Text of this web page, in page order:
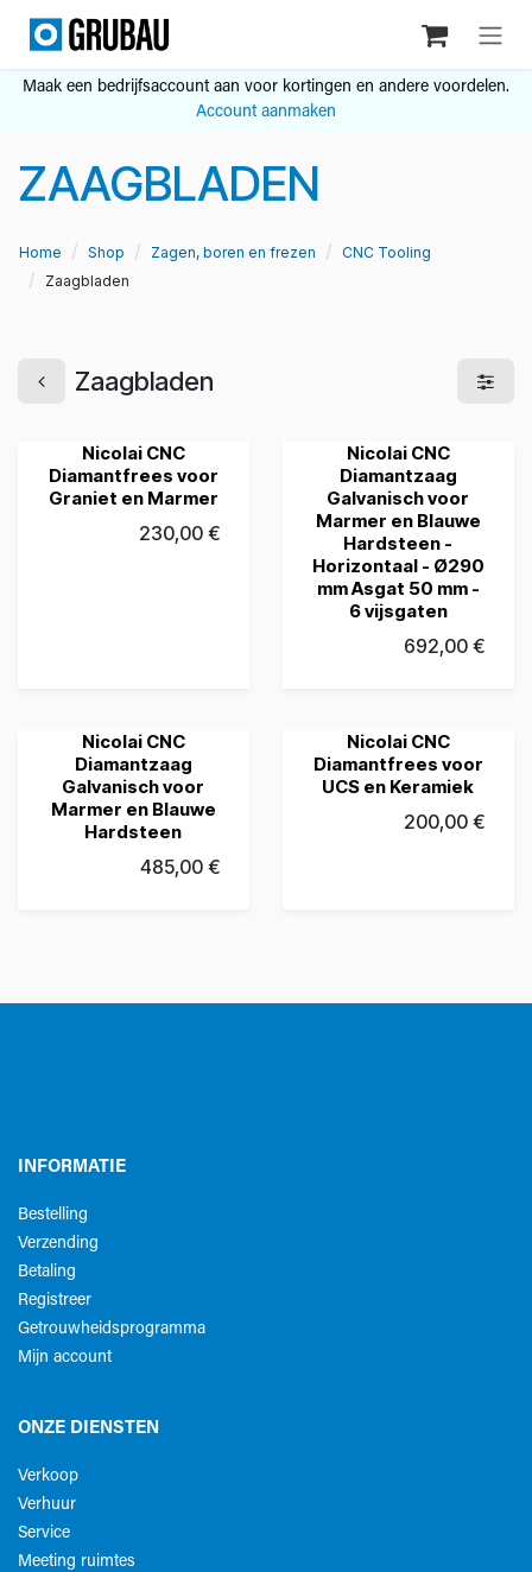
Overslaan naar inhoud
Maak een bedrijfsaccount aan voor kortingen en andere voordelen.
Account aanmaken
ZAAGBLADEN
Home Shop Zagen, boren en frezen
CNC Tooling
Zaagbladen
Zaagbladen
Nicolai CNC
Diamantfrees voor
Graniet en Marmer
230,00€
Nicolai CNC
Diamantzaag
Galvanisch voor
Marmer en Blauwe
Hardsteen -
Horizontaal - Ø290
mm Asgat 50 mm -
6 vijsgaten
692,00€
Nicolai CNC
Diamantzaag
Galvanisch voor
Marmer en Blauwe
Hardsteen
485,00€
Nicolai CNC
Diamantfrees voor
UCS en Keramiek
200,00€
INFORMATIE
Bestelling
Verzending
Betaling
Registreer
Getrouwheidsprogramma
Mijn account
ONZE DIENSTEN
Verkoop
Verhuur
Service
Meeting ruimtes